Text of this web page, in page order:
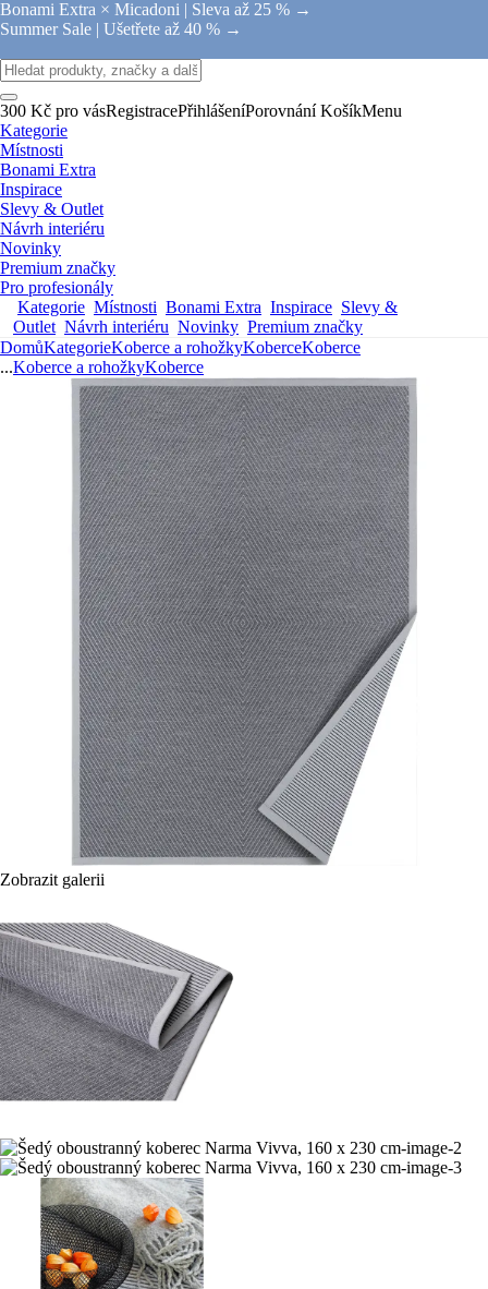
Bonami Extra × Micadoni | Sleva až 25 % →
Summer Sale | Ušetřete až 40 % →
300 Kč pro vásRegistracePřihlášeníPorovnání KošíkMenu
Kategorie
Místnosti
Bonami Extra
Inspirace
Slevy & Outlet
Návrh interiéru
Novinky
Premium značky
Pro profesionály
Kategorie Místnosti Bonami Extra Inspirace Slevy &
Outlet Návrh interiéru Novinky Premium značky
DomůKategorieKoberce a rohožkyKoberceKoberce
...Koberce a rohožkyKoberce
Zobrazit galerii